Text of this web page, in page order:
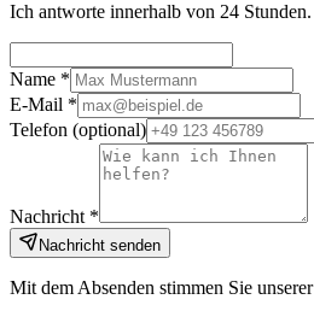
Ich antworte innerhalb von 24 Stunden.
Name *
E-Mail *
Telefon (optional)
Nachricht *
Nachricht senden
Mit dem Absenden stimmen Sie unserer